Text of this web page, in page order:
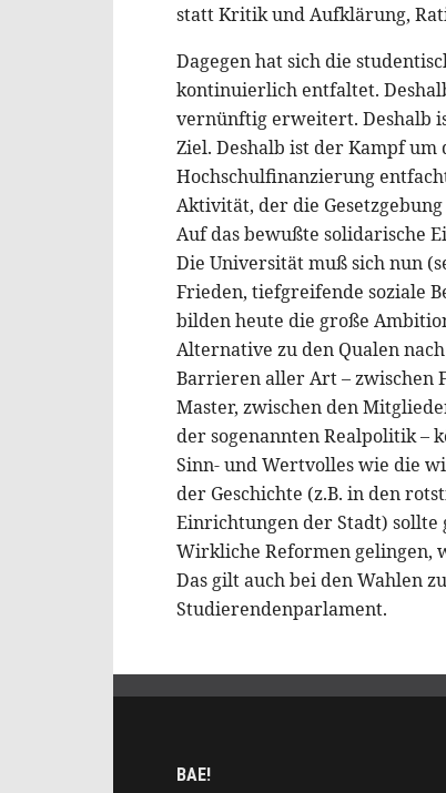
statt Kritik und Aufklärung,
Dagegen hat sich die
kontinuierlich entfaltet.
vernünftig erweitert. Deshalb
Ziel. Deshalb ist der Kampf
Hochschulfinanzierung
Aktivität, der die
Auf das bewußte solidarische
Die Universität muß sich nun
Frieden, tiefgreifende soziale
bilden heute die große
Alternative zu den Qualen
Barrieren aller Art – zwischen
Master, zwischen den
der sogenannten Realpolitik –
Sinn- und Wertvolles wie die
der Geschichte (z.B. in den
Einrichtungen der Stadt) sollte
Wirkliche Reformen gelingen,
Das gilt auch bei den Wahlen
Studierendenparlament.
BAE!